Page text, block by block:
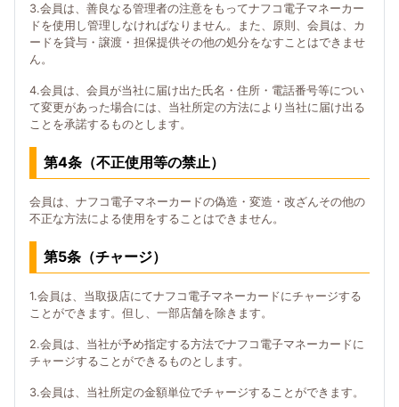
3.会員は、善良なる管理者の注意をもってナフコ電子マネーカー
ドを使用し管理しなければなりません。また、原則、会員は、カ
ードを貸与・譲渡・担保提供その他の処分をなすことはできませ
ん。
4.会員は、会員が当社に届け出た氏名・住所・電話番号等につい
て変更があった場合には、当社所定の方法により当社に届け出る
ことを承諾するものとします。
第4条（不正使用等の禁止）
会員は、ナフコ電子マネーカードの偽造・変造・改ざんその他の
不正な方法による使用をすることはできません。
第5条（チャージ）
1.会員は、当取扱店にてナフコ電子マネーカードにチャージする
ことができます。但し、一部店舗を除きます。
2.会員は、当社が予め指定する方法でナフコ電子マネーカードに
チャージすることができるものとします。
3.会員は、当社所定の金額単位でチャージすることができます。